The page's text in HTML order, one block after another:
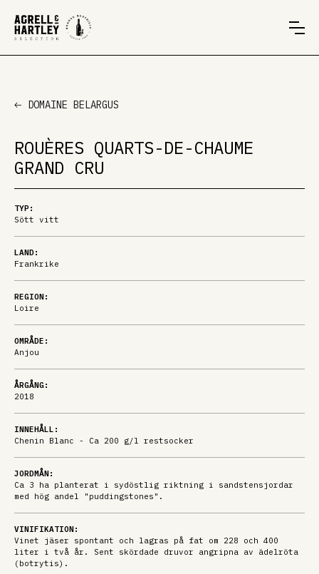
DOMAINE BELARGUS
ROUÈRES QUARTS-DE-CHAUME
GRAND CRU
TYP:
Sött vitt
LAND:
Frankrike
REGION:
Loire
OMRÅDE:
Anjou
ÅRGÅNG:
2018
INNEHÅLL:
Chenin Blanc - Ca 200 g/l restsocker
JORDMÅN:
Ca 3 ha planterat i sydöstlig riktning i sandstensjordar
med hög andel "puddingstones".
VINIFIKATION:
Vinet jäser spontant och lagras på fat om 228 och 400
liter i två år. Sent skördade druvor angripna av ädelröta
(botrytis).